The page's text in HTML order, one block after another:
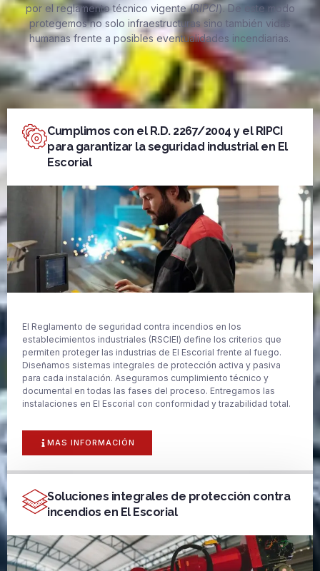
por el reglamento técnico vigente (RIPCI). De este modo
protegemos no solo infraestructuras sino también vidas
humanas frente a posibles eventualidades incendiarias.
Cumplimos con el R.D. 2267/2004 y el RIPCI
para garantizar la seguridad industrial en El
Escorial
El Reglamento de seguridad contra incendios en los
establecimientos industriales (RSCIEI) define los criterios que
permiten proteger las industrias de El Escorial frente al fuego.
Diseñamos sistemas integrales de protección activa y pasiva
para cada instalación. Aseguramos cumplimiento técnico y
documental en todas las fases del proceso. Entregamos las
instalaciones en El Escorial con conformidad y trazabilidad total.
MAS INFORMACIÓN
Soluciones integrales de protección contra
incendios en El Escorial